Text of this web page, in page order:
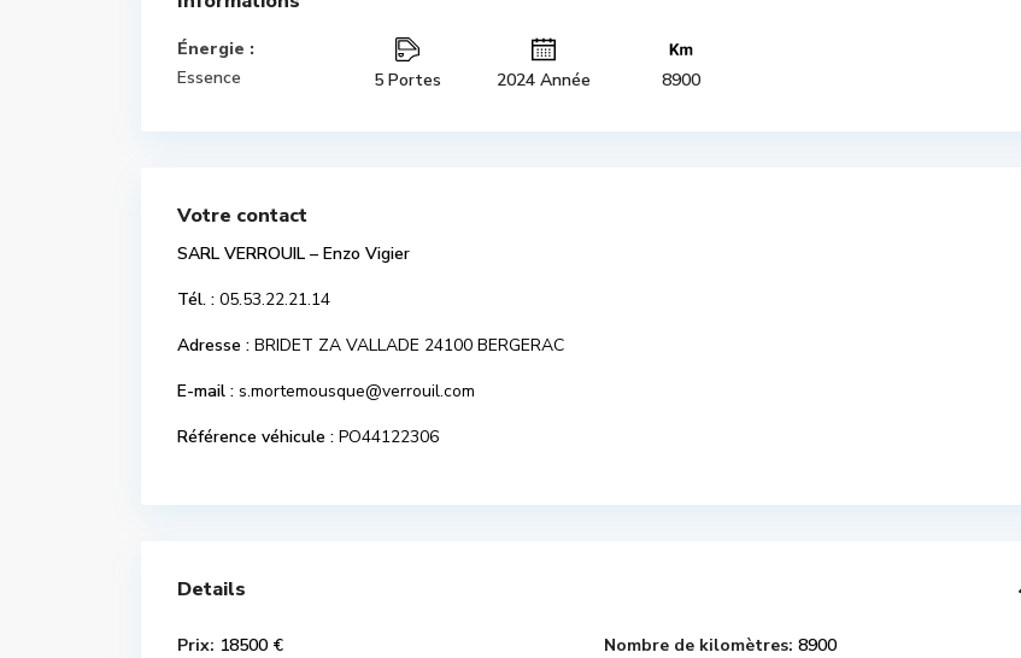
Énergie :
Essence
5 Portes 2024 Année 8900
Votre contact
SARL VERROUIL – Enzo Vigier
Tél. : 05.53.22.21.14
Adresse : BRIDET ZA VALLADE 24100 BERGERAC
E-mail : s.mortemousque@verrouil.com
Référence véhicule : PO44122306
Details
Prix: 18500 € Nombre de kilomètres: 8900